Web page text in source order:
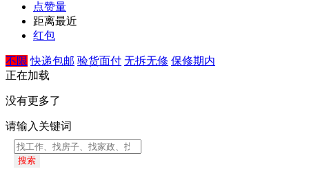
点赞量
距离最近
红包
不限 快递包邮 验货面付 无拆无修 保修期内
正在加载
没有更多了
请输入关键词
搜索